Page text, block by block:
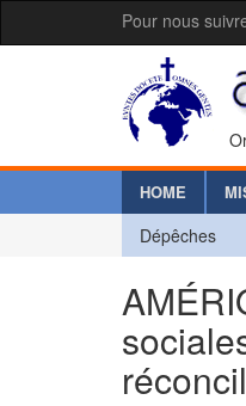
Pour nous
HOME
Dépêches